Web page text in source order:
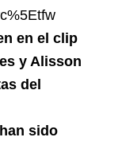
en el clip
y Alisson
del
sido